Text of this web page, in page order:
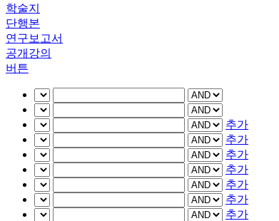
학술지
단행본
연구보고서
공개강의
버튼
추가
추가
추가
추가
추가
추가
추가